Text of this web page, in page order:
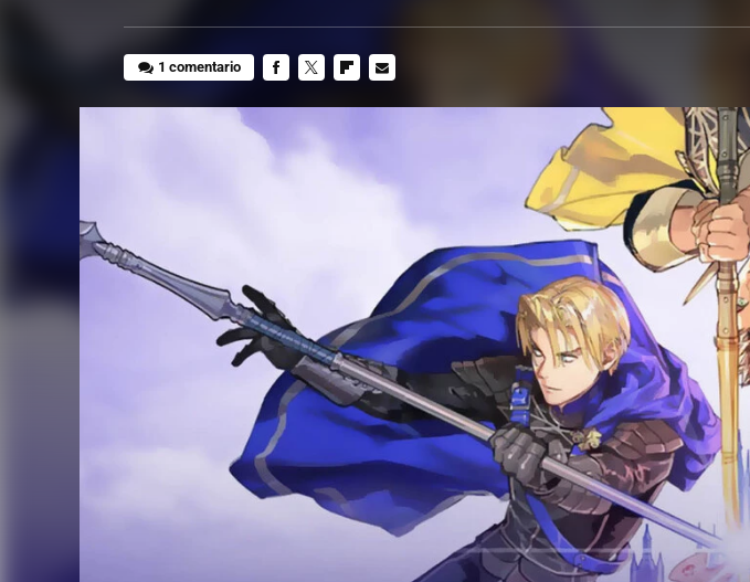
1 comentario